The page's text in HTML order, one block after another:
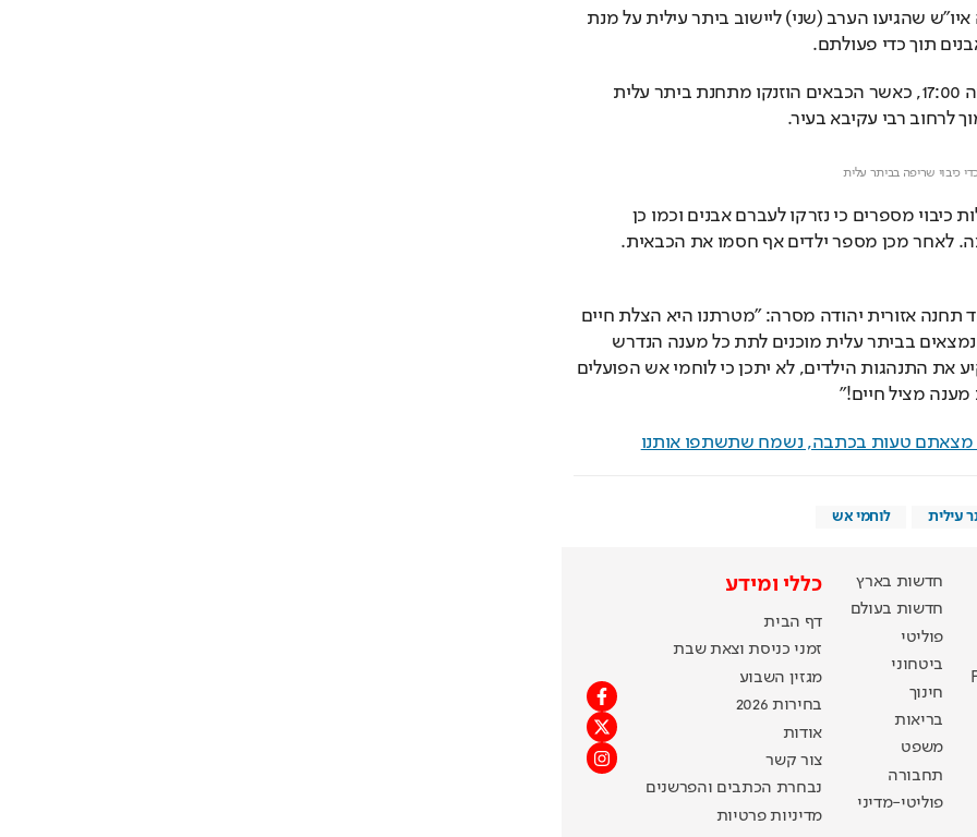
תוך כדי פעולתם.
לרחוב רבי עקיבא בעיר.
כיבוי שריפה בביתר עלית
מציל חיים!"
מצאתם טעות בכתבה, נשמח שתשתפו אותנו
עילית לוחמי אש
חדשות בארץ
חדשות בעולם
פוליטי
ביטחוני
חינוך
בריאות
משפט
תחבורה
פוליטי-מדיני
כללי ומידע
דף הבית
זמני כניסת וצאת שבת
מגזין השבוע
בחירות 2026
אודות
צור קשר
נבחרת הכתבים והפרשנים
מדיניות פרטיות